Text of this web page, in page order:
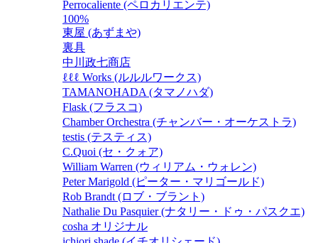
Perrocaliente (ペロカリエンテ)
100%
東屋 (あずまや)
裏具
中川政七商店
ℓℓℓ Works (ルルルワークス)
TAMANOHADA (タマノハダ)
Flask (フラスコ)
Chamber Orchestra (チャンバー・オーケストラ)
testis (テスティス)
C.Quoi (セ・クォア)
William Warren (ウィリアム・ウォレン)
Peter Marigold (ピーター・マリゴールド)
Rob Brandt (ロブ・ブラント)
Nathalie Du Pasquier (ナタリー・ドゥ・パスクエ)
cosha オリジナル